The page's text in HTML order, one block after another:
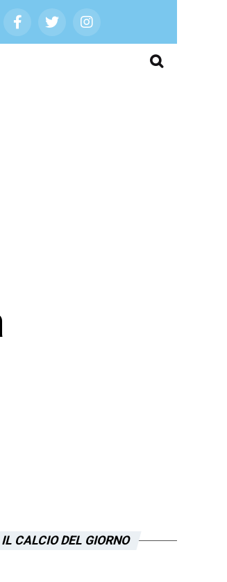
IL CALCIO DEL GIORNO